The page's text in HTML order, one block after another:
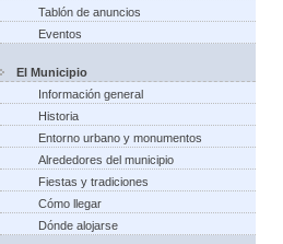
Tablón de anuncios
Eventos
El Municipio
Información general
Historia
Entorno urbano y monumentos
Alrededores del municipio
Fiestas y tradiciones
Cómo llegar
Dónde alojarse